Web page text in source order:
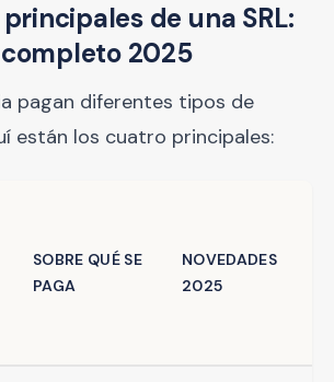
de una SRL:
2025
pagan diferentes tipos de
están los cuatro principales:
SOBRE QUÉ SE
PAGA
NOVEDADES
2025